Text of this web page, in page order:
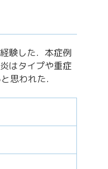
験した．本症例
はタイプや重症
思われた．